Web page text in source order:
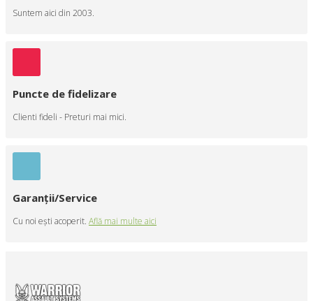
Suntem aici din 2003.
Puncte de fidelizare
Clienti fideli - Preturi mai mici.
Garanţii/Service
Cu noi eşti acoperit. Află mai multe aici